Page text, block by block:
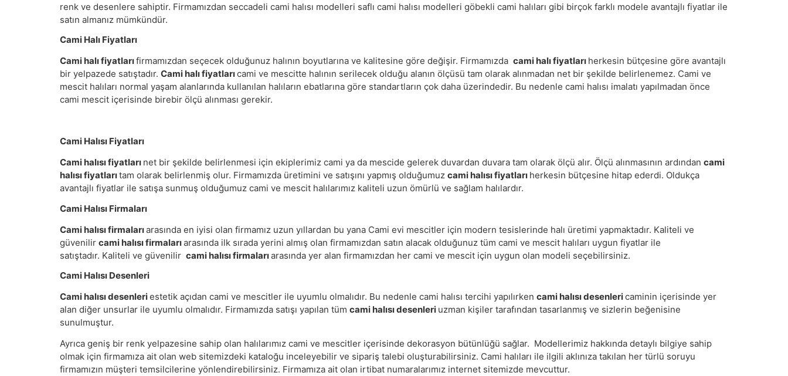
renk ve desenlere sahiptir. Firmamızdan seccadeli cami halısı modelleri saflı cami halısı modelleri göbekli cami halıları gibi birçok farklı modele avantajlı fiyatlar ile
satın almanız mümkündür.
Cami Halı Fiyatları
Cami halı fiyatlarıfirmamızdan seçecek olduğunuz halının boyutlarına ve kalitesine göre değişir. Firmamızda cami halı fiyatları herkesin bütçesine göre avantajlı
bir yelpazede satıştadır. Cami halı fiyatlarıcami ve mescitte halının serilecek olduğu alanın ölçüsü tam olarak alınmadan net bir şekilde belirlenemez. Cami ve
mescit halıları normal yaşam alanlarında kullanılan halıların ebatlarına göre standartların çok daha üzerindedir. Bu nedenle cami halısı imalatı yapılmadan önce
cami mescit içerisinde birebir ölçü alınması gerekir.
Cami Halısı Fiyatları
Cami halısı fiyatları net bir şekilde belirlenmesi için ekiplerimiz cami ya da mescide gelerek duvardan duvara tam olarak ölçü alır. Ölçü alınmasının ardından cami
halısı fiyatlarıtam olarak belirlenmiş olur. Firmamızda üretimini ve satışını yapmış olduğumuz cami halısı fiyatları herkesin bütçesine hitap ederdi. Oldukça
avantajlı fiyatlar ile satışa sunmuş olduğumuz cami ve mescit halılarımız kaliteli uzun ömürlü ve sağlam halılardır.
Cami Halısı Firmaları
Cami halısı firmalarıarasında en iyisi olan firmamız uzun yıllardan bu yana Cami evi mescitler için modern tesislerinde halı üretimi yapmaktadır. Kaliteli ve
güvenilir cami halısı firmalarıarasında ilk sırada yerini almış olan firmamızdan satın alacak olduğunuz tüm cami ve mescit halıları uygun fiyatlar ile
satıştadır. Kaliteli ve güvenilir cami halısı firmalarıarasında yer alan firmamızdan her cami ve mescit için uygun olan modeli seçebilirsiniz.
Cami Halısı Desenleri
Cami halısı desenleriestetik açıdan cami ve mescitler ile uyumlu olmalıdır. Bu nedenle cami halısı tercihi yapılırken cami halısı desenlericaminin içerisinde yer
alan diğer unsurlar ile uyumlu olmalıdır. Firmamızda satışı yapılan tüm cami halısı desenleri uzman kişiler tarafından tasarlanmış ve sizlerin beğenisine
sunulmuştur.
Ayrıca geniş bir renk yelpazesine sahip olan halılarımız cami ve mescitler içerisinde dekorasyon bütünlüğü sağlar. Modellerimiz hakkında detaylı bilgiye sahip
olmak için firmamıza ait olan web sitemizdeki kataloğu inceleyebilir ve sipariş talebi oluşturabilirsiniz. Cami halıları ile ilgili aklınıza takılan her türlü soruyu
firmamızın müşteri temsilcilerine yönlendirebilirsiniz. Firmamıza ait olan irtibat numaralarımız internet sitemizde mevcuttur.